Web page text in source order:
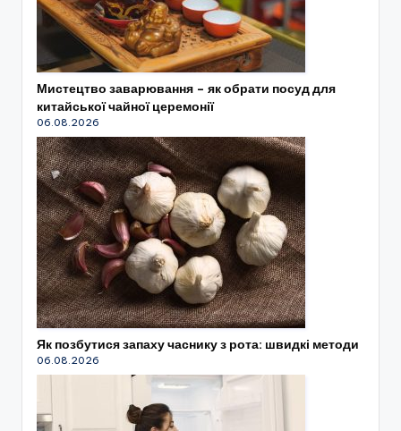
Мистецтво заварювання – як обрати посуд для
китайської чайної церемонії
06.08.2026
Як позбутися запаху часнику з рота: швидкі методи
06.08.2026